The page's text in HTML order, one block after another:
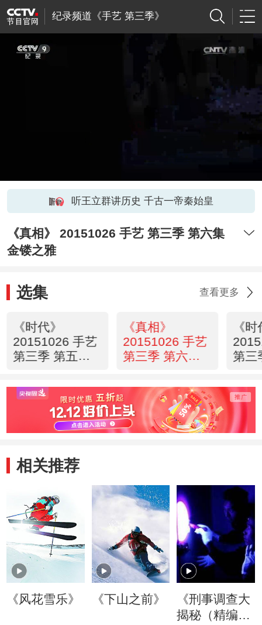
纪录频道《手艺 第三季》
听王立群讲历史 千古一帝秦始皇
《真相》 20151026 手艺 第三季 第六集
金镂之雅
选集 查看更多
《时代》
20151026 手艺
第三季 第五集
《真相》
20151026 手艺
第三季 第六集
《
第三
相关推荐
《风花雪乐》 《下山之前》
《刑事调查大
揭秘（精编